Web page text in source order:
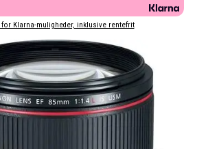
for Klarna-muligheder, inklusive rentefrit